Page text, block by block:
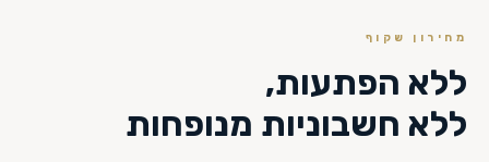
מחירון שקוף
ללא הפתעות,
ללא חשבוניות מנופחות